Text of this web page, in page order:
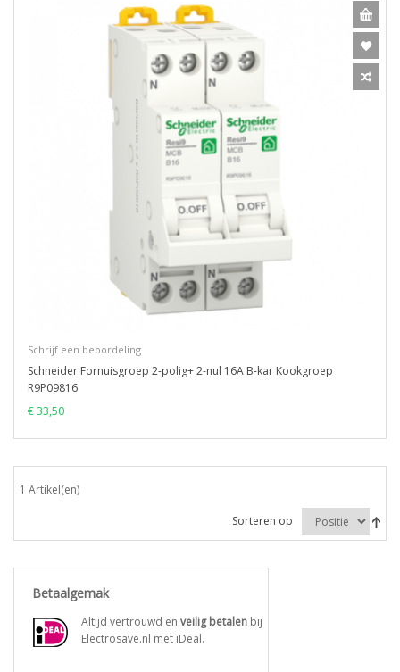
Schrijf een beoordeling
Schneider Fornuisgroep 2-polig+ 2-nul 16A B-kar Kookgroep
R9P09816
€ 33,50
1 Artikel(en)
Sorteren op
Betaalgemak
Altijd vertrouwd en veilig betalen bij
Electrosave.nl met iDeal.